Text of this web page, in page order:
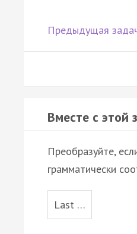
Предыдущая
Вместе с этой
Преобразуйте,
грамматически
Last …